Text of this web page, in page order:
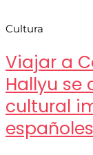
Cultura
Viajar a
Hallyu se
cultural
españoles